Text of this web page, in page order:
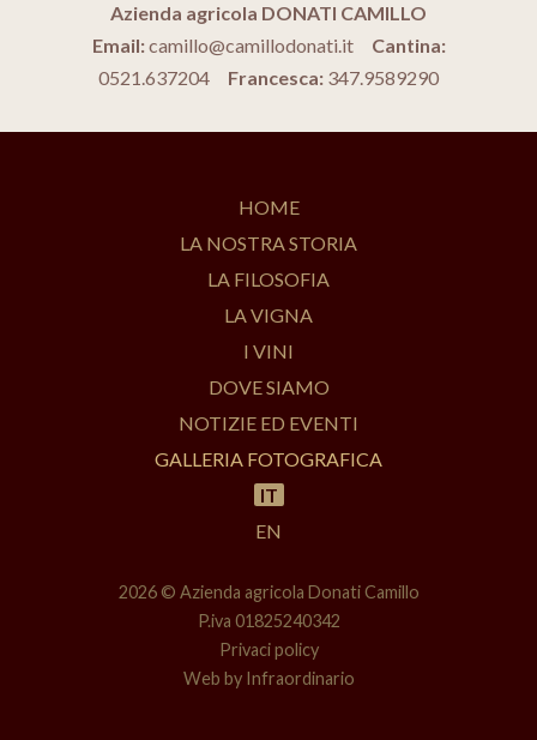
Azienda agricola DONATI CAMILLO
Email:camillo@camillodonati.it
Cantina:
0521.637204 Francesca: 347.9589290
HOME
LA NOSTRA STORIA
LA FILOSOFIA
LA VIGNA
I VINI
DOVE SIAMO
NOTIZIE ED EVENTI
GALLERIA FOTOGRAFICA
IT
EN
2026 © Azienda agricola Donati Camillo
P.iva 01825240342
Privaci policy
Web by Infraordinario